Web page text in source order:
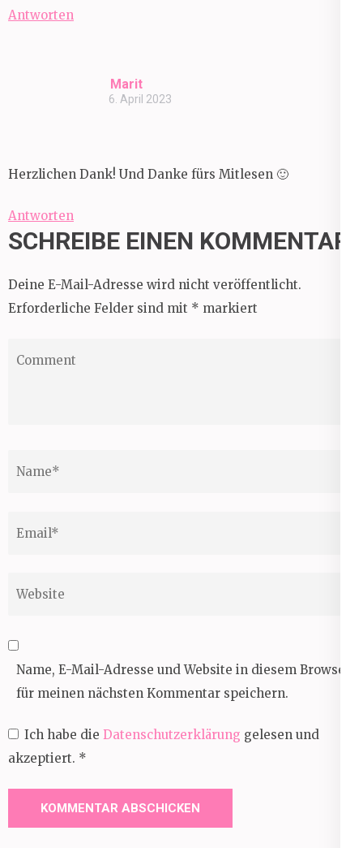
Antworten
Marit
6. April 2023
Herzlichen Dank! Und Danke fürs Mitlesen 🙂
Antworten
SCHREIBE EINEN KOMMENTAR
Deine E-Mail-Adresse wird nicht veröffentlicht.
Erforderliche Felder sind mit * markiert
Name, E-Mail-Adresse und Website in diesem Browser
für meinen nächsten Kommentar speichern.
Ich habe die Datenschutzerklärung gelesen und
akzeptiert. *